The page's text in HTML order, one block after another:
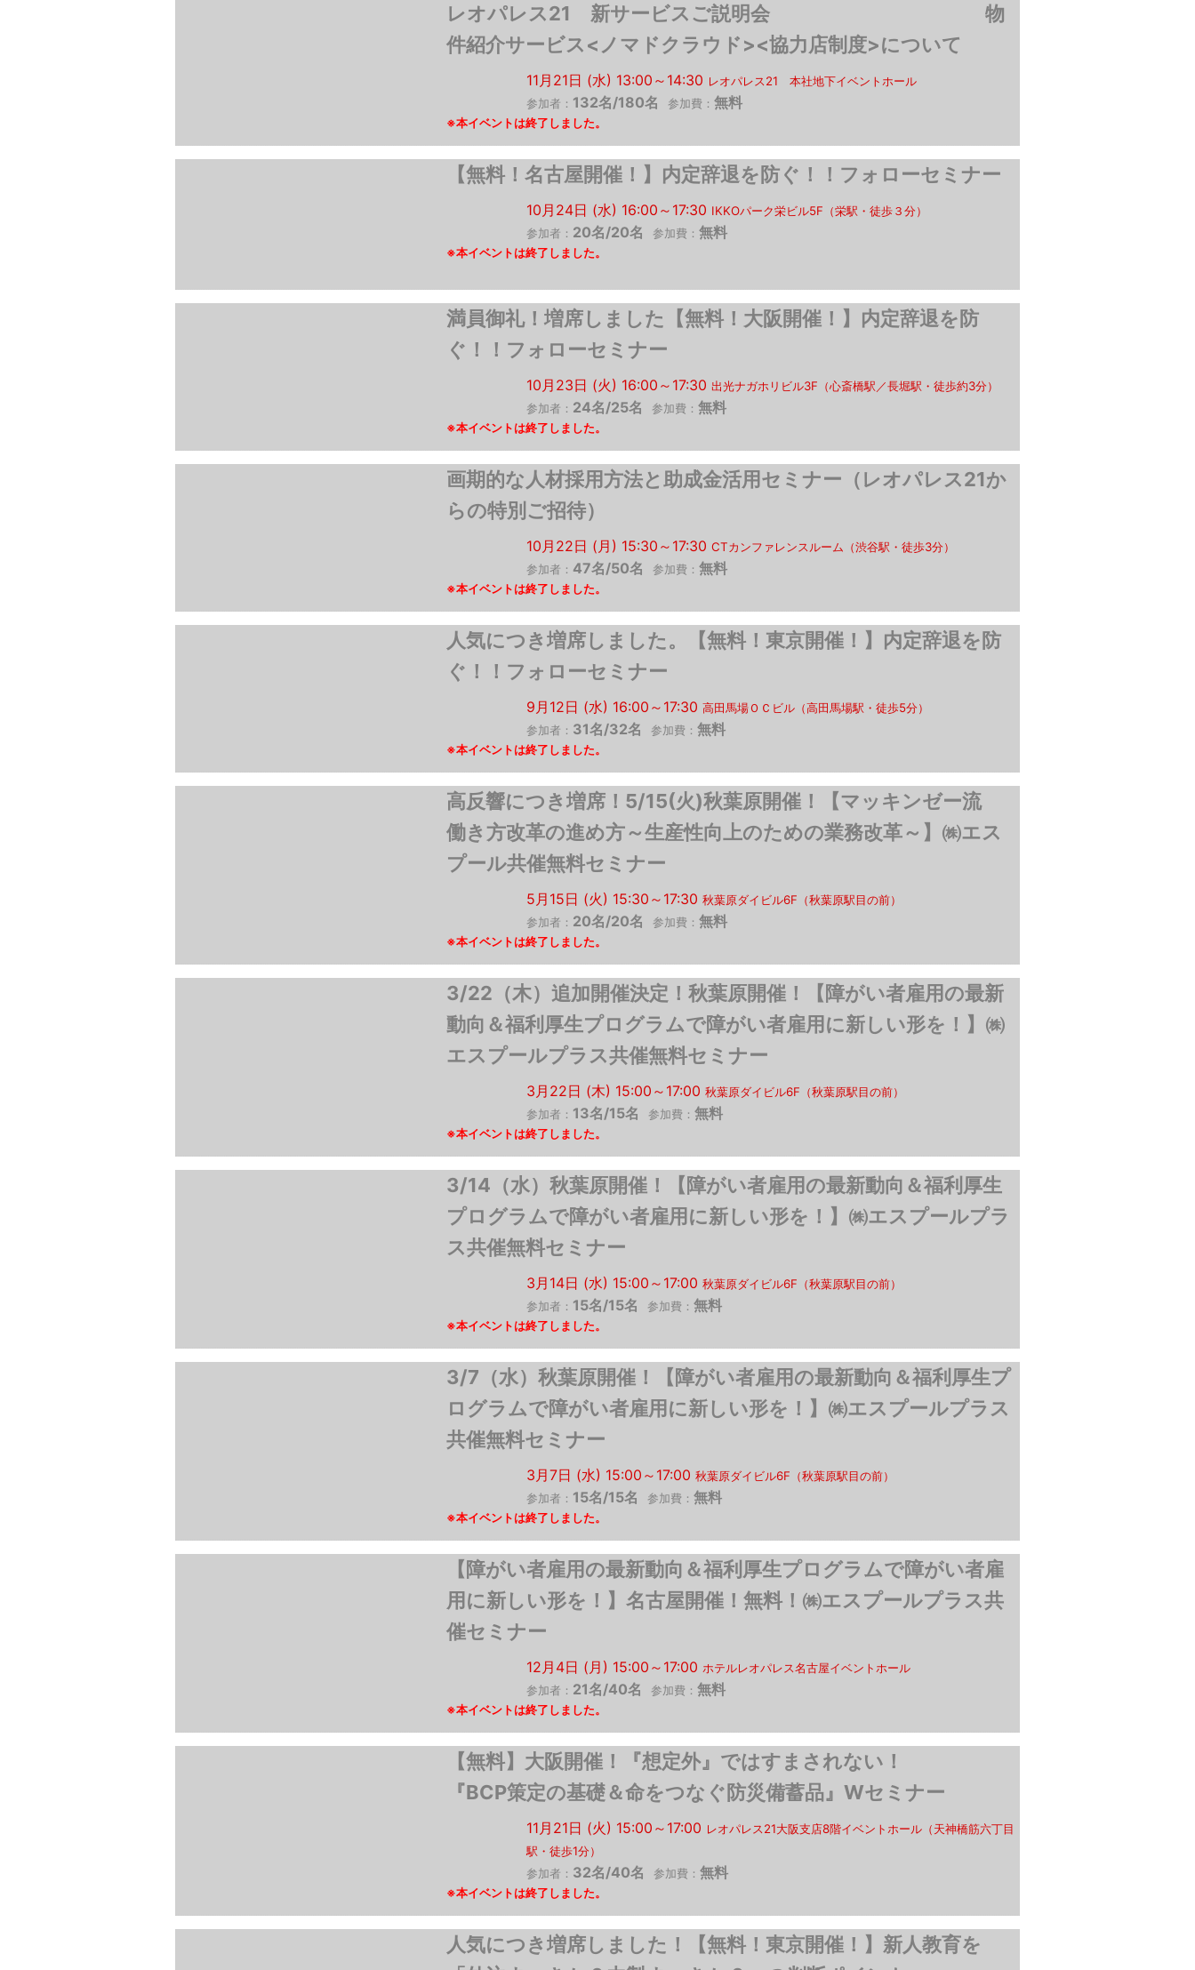
レオパレス21 新サービスご説明会 物
件紹介サービス<ノマドクラウド><協力店制度>について
11月21日 (水) 13:00～14:30 レオパレス21 本社地下イベントホール
参加者： 132名/180名 参加費： 無料
【無料！名古屋開催！】内定辞退を防ぐ！！フォローセミナー
10月24日 (水) 16:00～17:30 IKKOパーク栄ビル5F（栄駅・徒歩３分）
参加者： 20名/20名 参加費： 無料
満員御礼！増席しました【無料！大阪開催！】内定辞退を防
ぐ！！フォローセミナー
10月23日 (火) 16:00～17:30 出光ナガホリビル3F（心斎橋駅／長堀駅・徒歩約3分）
参加者： 24名/25名 参加費： 無料
画期的な人材採用方法と助成金活用セミナー（レオパレス21か
らの特別ご招待）
10月22日 (月) 15:30～17:30 CTカンファレンスルーム（渋谷駅・徒歩3分）
参加者： 47名/50名 参加費： 無料
人気につき増席しました。【無料！東京開催！】内定辞退を防
ぐ！！フォローセミナー
9月12日 (水) 16:00～17:30 高田馬場ＯＣビル（高田馬場駅・徒歩5分）
参加者： 31名/32名 参加費： 無料
高反響につき増席！5/15(火)秋葉原開催！【マッキンゼー流
働き方改革の進め方～生産性向上のための業務改革～】㈱エス
プール共催無料セミナー
5月15日 (火) 15:30～17:30 秋葉原ダイビル6F（秋葉原駅目の前）
参加者： 20名/20名 参加費： 無料
3/22（木）追加開催決定！秋葉原開催！【障がい者雇用の最新
動向＆福利厚生プログラムで障がい者雇用に新しい形を！】㈱
エスプールプラス共催無料セミナー
3月22日 (木) 15:00～17:00 秋葉原ダイビル6F（秋葉原駅目の前）
参加者： 13名/15名 参加費： 無料
3/14（水）秋葉原開催！【障がい者雇用の最新動向＆福利厚生
プログラムで障がい者雇用に新しい形を！】㈱エスプールプラ
ス共催無料セミナー
3月14日 (水) 15:00～17:00 秋葉原ダイビル6F（秋葉原駅目の前）
参加者： 15名/15名 参加費： 無料
3/7（水）秋葉原開催！【障がい者雇用の最新動向＆福利厚生プ
ログラムで障がい者雇用に新しい形を！】㈱エスプールプラス
共催無料セミナー
3月7日 (水) 15:00～17:00 秋葉原ダイビル6F（秋葉原駅目の前）
参加者： 15名/15名 参加費： 無料
【障がい者雇用の最新動向＆福利厚生プログラムで障がい者雇
用に新しい形を！】名古屋開催！無料！㈱エスプールプラス共
催セミナー
12月4日 (月) 15:00～17:00 ホテルレオパレス名古屋イベントホール
参加者： 21名/40名 参加費： 無料
【無料】大阪開催！『想定外』ではすまされない！
『BCP策定の基礎＆命をつなぐ防災備蓄品』Wセミナー
11月21日 (火) 15:00～17:00 レオパレス21大阪支店8階イベントホール（天神橋筋六丁目
駅・徒歩1分）
参加者： 32名/40名 参加費： 無料
人気につき増席しました！【無料！東京開催！】新人教育を